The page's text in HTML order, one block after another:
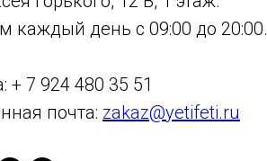
каждый день с 09:00 до 20:00.
+ 7 924 480 35 51
почта: zakaz@yetifeti.ru